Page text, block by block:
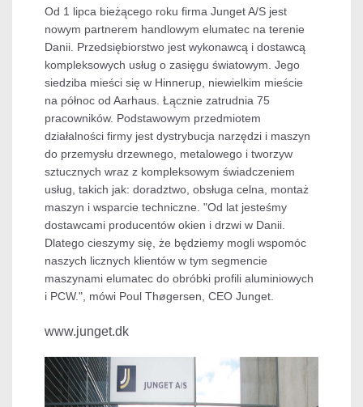
Od 1 lipca bieżącego roku firma Junget A/S jest
nowym partnerem handlowym elumatec na terenie
Danii. Przedsiębiorstwo jest wykonawcą i dostawcą
kompleksowych usług o zasięgu światowym. Jego
siedziba mieści się w Hinnerup, niewielkim mieście
na północ od Aarhaus. Łącznie zatrudnia 75
pracowników. Podstawowym przedmiotem
działalności firmy jest dystrybucja narzędzi i maszyn
do przemysłu drzewnego, metalowego i tworzyw
sztucznych wraz z kompleksowym świadczeniem
usług, takich jak: doradztwo, obsługa celna, montaż
maszyn i wsparcie techniczne. "Od lat jesteśmy
dostawcami producentów okien i drzwi w Danii.
Dlatego cieszymy się, że będziemy mogli wspomóc
naszych licznych klientów w tym segmencie
maszynami elumatec do obróbki profili aluminiowych
i PCW.", mówi Poul Thøgersen, CEO Junget.
www.junget.dk